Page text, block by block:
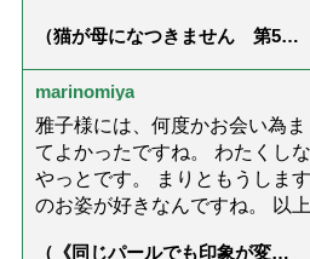
（猫が母になつきません 第500
marinomiya
雅子様には、何度かお会い為
てよかったですね。 わたくし
やっとです。 まりともうしま
のお姿が好きなんですね。 以上
（《同じパールでも印象が変